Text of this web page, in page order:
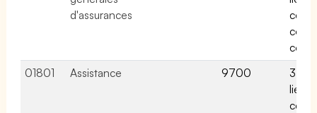
d'assurances
cette
01801
Assistance 9700
3
liées
cette